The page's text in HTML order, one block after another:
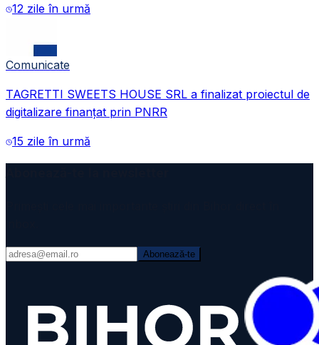
12 zile în urmă
Comunicate
TAGRETTI SWEETS HOUSE SRL a finalizat proiectul de
digitalizare finanțat prin PNRR
15 zile în urmă
Abonează-te